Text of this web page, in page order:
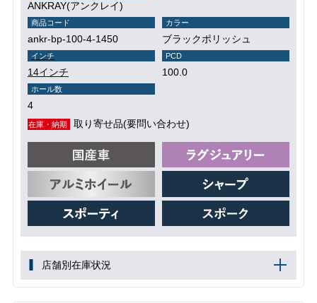
ANKRAY(アンクレイ)
商品コード
ankr-bp-100-4-1450
カラー
ブラックポリッシュ
インチ
14インチ
PCD
100.0
ホール数
4
在庫・納期 取り寄せ品(要問い合わせ)
店舗別在庫状況